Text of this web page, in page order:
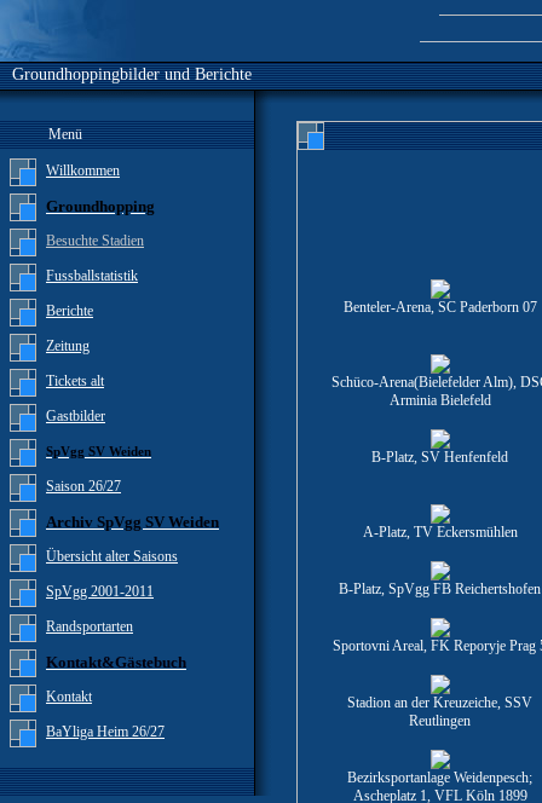
Groundhoppingbilder und Berichte
Menü
Willkommen
Groundhopping
Besuchte Stadien
Fussballstatistik
Berichte
Zeitung
Tickets alt
Gastbilder
SpVgg SV Weiden
Saison 26/27
Archiv SpVgg SV Weiden
Übersicht alter Saisons
SpVgg 2001-2011
Randsportarten
Kontakt&Gästebuch
Kontakt
BaYliga Heim 26/27
Benteler-Arena, SC Paderborn 07
Schüco-Arena(Bielefelder Alm),
Arminia Bielefeld
B-Platz, SV Henfenfeld
A-Platz, TV Eckersmühlen
B-Platz, SpVgg FB Reichertshofen
Sportovni Areal, FK Reporyje Prag
Stadion an der Kreuzeiche, SSV
Reutlingen
Bezirksportanlage Weidenpesch;
Ascheplatz 1, VFL Köln 1899